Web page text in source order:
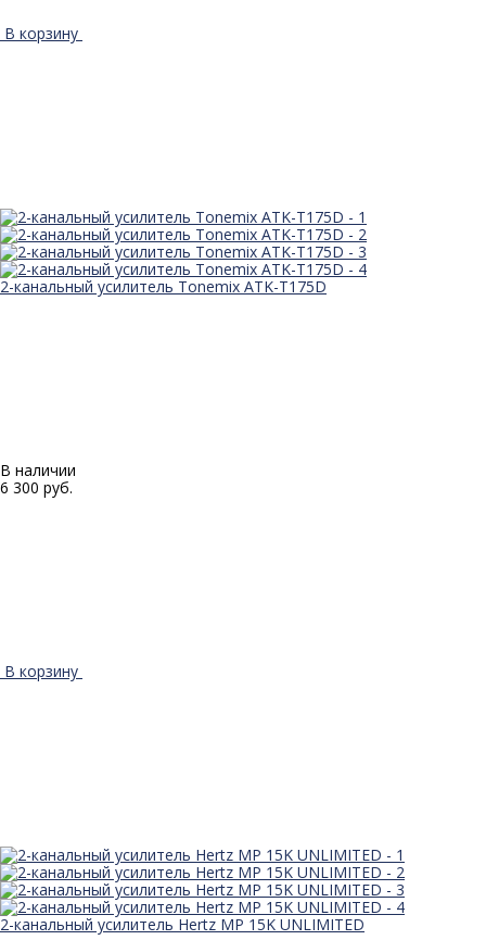
В корзину
2-канальный усилитель Tonemix ATK-T175D
В наличии
6 300 руб.
В корзину
2-канальный усилитель Hertz MP 15K UNLIMITED